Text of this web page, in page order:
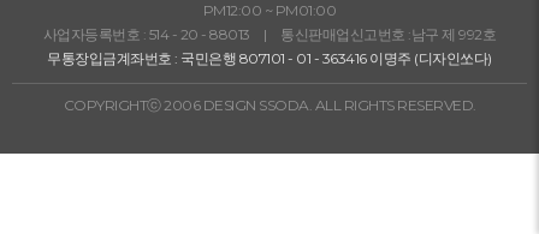
PM12:00 ~ PM01:00
사업자등록번호 : 514 - 20 - 88013 | 통신판매업신고번호 :남구 제 992호
무통장입금계좌번호 : 국민은행 807101 - 01 - 363416 이명주 (디자인쏘다)
COPYRIGHTⓒ 2006 DESIGN SSODA. ALL RIGHTS RESERVED.